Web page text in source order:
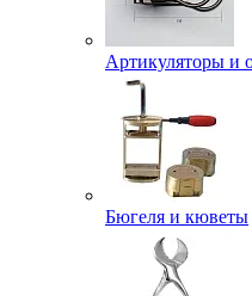
Артикуляторы и
Бюгеля и кюветы